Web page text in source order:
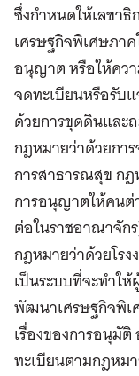
ซึ่งกำหนดให้เลขาธิ
เศรษฐกิจพิเศษภา
อนุญาต หรือให้คว
จดทะเบียนหรือรับ
ด้วยการขุดดินและ
กฎหมายว่าด้วยกา
การสาธารณสุข กฎ
การอนุญาตให้คนต่
ต่อในราชอาณาจัก
กฎหมายว่าด้วยโร
เป็นระบบที่จะทำใ
พัฒนาเศรษฐกิจพิเ
เรื่องของการอนุมั
ทะเบียนตามกฎหม